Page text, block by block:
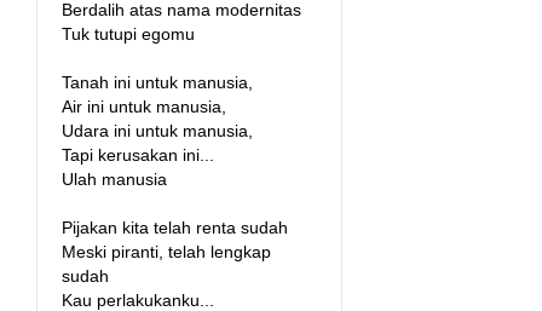
Berdalih atas nama modernitas
Tuk tutupi egomu
Tanah ini untuk manusia,
Air ini untuk manusia,
Udara ini untuk manusia,
Tapi kerusakan ini...
Ulah manusia
Pijakan kita telah renta sudah
Meski piranti, telah lengkap
sudah
Kau perlakukanku...